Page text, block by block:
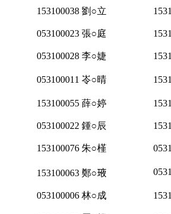
153100038 劉○立
053100023 張○庭
053100028 李○婕
053100011 岺○晴
153100055 薛○婷
053100022 鍾○辰
153100076 朱○槿
153100063 鄭○𤥿
053100006 林○成